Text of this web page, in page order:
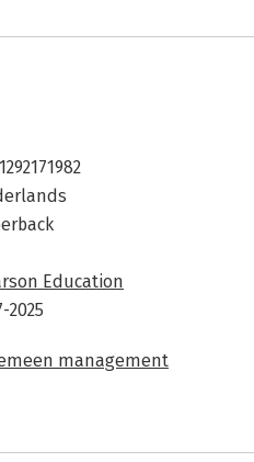
Education
2025
management